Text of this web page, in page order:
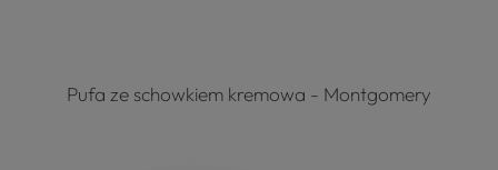
Pufa ze schowkiem kremowa - Montgomery